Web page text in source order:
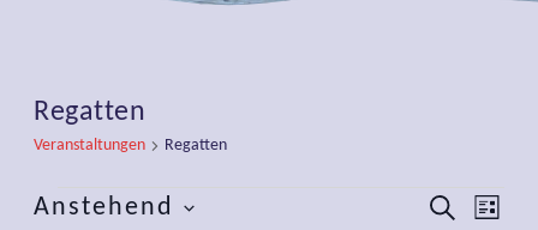
Regatten
Veranstaltungen Regatten
Veranstaltungen SUCHE
LISTE
Anstehend